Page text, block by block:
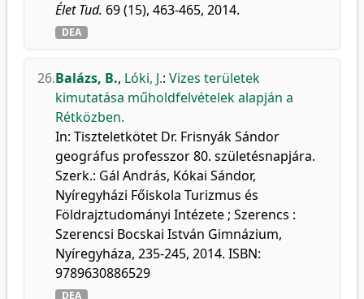
Élet Tud. 69 (15), 463-465, 2014.
DEA
26.Balázs, B., Lóki, J.: Vizes területek
kimutatása műholdfelvételek alapján a
Rétközben.
In: Tiszteletkötet Dr. Frisnyák Sándor
geográfus professzor 80. születésnapjára.
Szerk.: Gál András, Kókai Sándor,
Nyíregyházi Főiskola Turizmus és
Földrajztudományi Intézete ; Szerencs :
Szerencsi Bocskai István Gimnázium,
Nyíregyháza, 235-245, 2014. ISBN:
9789630886529
DEA